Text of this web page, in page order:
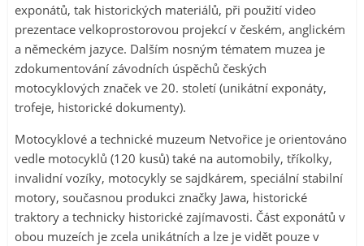
exponátů, tak historických materiálů, při použití video
prezentace velkoprostorovou projekcí v českém, anglickém
a německém jazyce. Dalším nosným tématem muzea je
zdokumentování závodních úspěchů českých
motocyklových značek ve 20. století (unikátní exponáty,
trofeje, historické dokumenty).
Motocyklové a technické muzeum Netvořice je orientováno
vedle motocyklů (120 kusů) také na automobily, tříkolky,
invalidní vozíky, motocykly se sajdkárem, speciální stabilní
motory, současnou produkci značky Jawa, historické
traktory a technicky historické zajímavosti. Část exponátů v
obou muzeích je zcela unikátních a lze je vidět pouze v